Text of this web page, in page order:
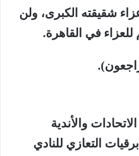
شقيقته الكبرى، ولن
في القاهرة.
راجعون).
والأندية
التعازي للنادي